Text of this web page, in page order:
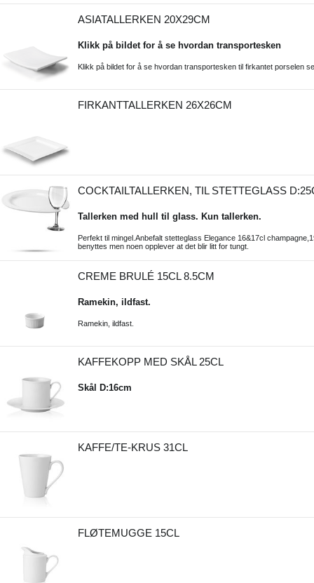
ASIATALLERKEN 20X29CM
Klikk på bildet for å se hvordan transportesken
Klikk på bildet for å se hvordan transportesken til firkantet porselen
FIRKANTTALLERKEN 26X26CM
COCKTAILTALLERKEN, TIL STETTEGLASS
Tallerken med hull til glass. Kun tallerken.
Perfekt til mingel.Anbefalt stetteglass Elegance 16&17cl
benyttes men noen opplever at det blir litt for tungt.
CREME BRULÉ 15CL 8.5CM
Ramekin, ildfast.
Ramekin, ildfast.
KAFFEKOPP MED SKÅL 25CL
Skål D:16cm
KAFFE/TE-KRUS 31CL
FLØTEMUGGE 15CL